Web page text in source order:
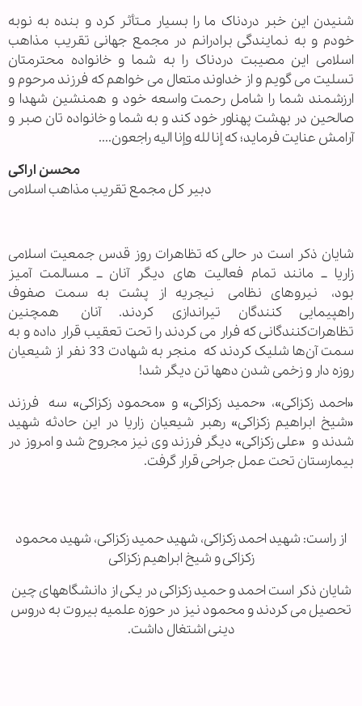
شنیدن این خبر دردناک ما را بسیار مـتأثر کرد و بنده به نوبه
خودم و به نمایندگی برادرانم در مجمع جهانی تقریب مذاهب
اسلامی این مصیبت دردناک را به شما و خانواده محترمتان
تسلیت می گویم و از خداوند متعال می خواهم که فرزند مرحوم و
ارزشمند شما را شامل رحمت واسعه خود و همنشین شهدا و
صالحین در بهشت پهناور خود کند و به شما و خانواده تان صبر و
آرامش عنایت فرماید؛ که إنا لله وإنا اليه راجعون....
محسن اراکی
دبیر کل مجمع تقریب مذاهب اسلامی
شایان ذکر است در حالی که تظاهرات روز قدس جمعیت اسلامی
زاریا ــ مانند تمام فعالیت های دیگر آنان ــ مسالمت آمیز
بود، نیروهای نظامی نیجریه از پشت به سمت صفوف
راهپیمایی‌ کنندگان تیراندازی کردند. آنان همچنین
تظاهرات‌کنندگانی که فرار می کردند را تحت تعقیب قرار داده و به
سمت آن‌ها شلیک کردند که منجر به شهادت 33 نفر از شیعیان
روزه دار و زخمی شدن دهها تن دیگر شد!
«احمد زکزاکی»، «حمید زکزاکی» و «محمود زکزاکی» سه فرزند
«شیخ ابراهیم زکزاکی» رهبر شیعیان زاریا در این حادثه شهید
شدند و «علی زکزاکی» دیگر فرزند وی نیز مجروح شد و امروز در
بیمارستان تحت عمل جراحی قرار گرفت.
از راست: شهید احمد زکزاکی، شهید حمید زکزاکی، شهید محمود
زکزاکی و شیخ ابراهیم زکزاکی
شایان ذکر است احمد و حمید زکزاکی در یکی از دانشگاههای چین
تحصیل می کردند و محمود نیز در حوزه علمیه بیروت به دروس
دینی اشتغال داشت.